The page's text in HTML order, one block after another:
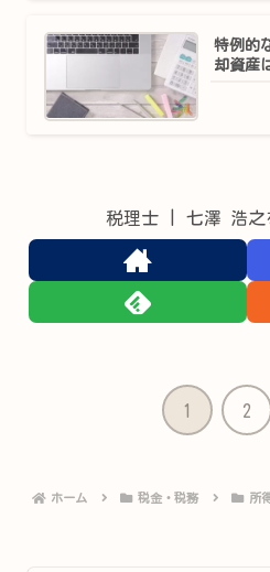
特例的
却資産
税理士 | 七澤 浩之
1 2
ホーム 税金・税務 所